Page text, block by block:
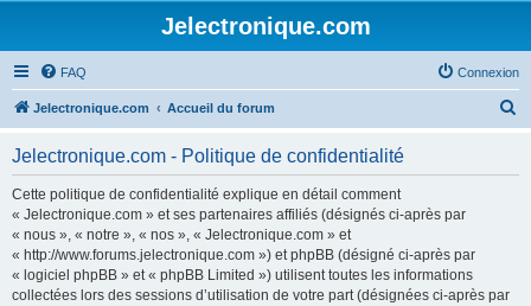
Jelectronique.com
FAQ Connexion
Jelectronique.com Accueil du forum
Jelectronique.com - Politique de confidentialité
Cette politique de confidentialité explique en détail comment
« Jelectronique.com » et ses partenaires affiliés (désignés ci-après par
« nous », « notre », « nos », « Jelectronique.com » et
« http://www.forums.jelectronique.com ») et phpBB (désigné ci-après par
« logiciel phpBB » et « phpBB Limited ») utilisent toutes les informations
collectées lors des sessions d’utilisation de votre part (désignées ci-après par